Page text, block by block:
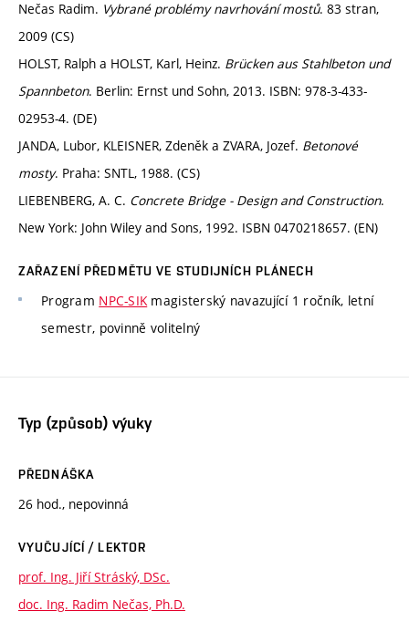
Nečas Radim. Vybrané problémy navrhování mostů. 83 stran,
2009 (CS)
HOLST, Ralph a HOLST, Karl, Heinz. Brücken aus Stahlbeton und
Spannbeton. Berlin: Ernst und Sohn, 2013. ISBN: 978-3-433-
02953-4. (DE)
JANDA, Lubor, KLEISNER, Zdeněk a ZVARA, Jozef. Betonové
mosty. Praha: SNTL, 1988. (CS)
LIEBENBERG, A. C. Concrete Bridge - Design and Construction.
New York: John Wiley and Sons, 1992. ISBN 0470218657. (EN)
ZAŘAZENÍ PŘEDMĚTU VE STUDIJNÍCH PLÁNECH
Program NPC-SIKmagisterský navazující 1 ročník, letní
semestr, povinně volitelný
Typ (způsob) výuky
PŘEDNÁŠKA
26 hod., nepovinná
VYUČUJÍCÍ / LEKTOR
prof. Ing. Jiří Stráský, DSc.
doc. Ing. Radim Nečas, Ph.D.